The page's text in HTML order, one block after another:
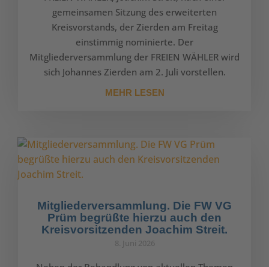
gemeinsamen Sitzung des erweiterten
Kreisvorstands, der Zierden am Freitag
einstimmig nominierte. Der
Mitgliederversammlung der FREIEN WÄHLER wird
sich Johannes Zierden am 2. Juli vorstellen.
MEHR LESEN
Mitgliederversammlung. Die FW VG
Prüm begrüßte hierzu auch den
Kreisvorsitzenden Joachim Streit.
8. Juni 2026